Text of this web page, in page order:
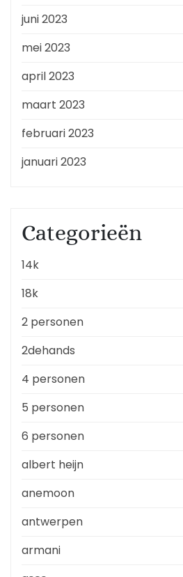
juni 2023
mei 2023
april 2023
maart 2023
februari 2023
januari 2023
Categorieën
14k
18k
2 personen
2dehands
4 personen
5 personen
6 personen
albert heijn
anemoon
antwerpen
armani